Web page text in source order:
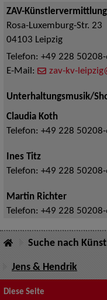
ZAV-
Rosa-Luxemburg-Str. 23
04103 Leipzig
Telefon: +49 228
E-Mail:
zav-kv-
Unterhaltungsmusik/
Claudia Koth
Telefon: +49 228
Ines Titz
Telefon: +49 228
Martin Richter
Telefon: +49 228
Suche nach
Jens & Hendrik
Diese Seite